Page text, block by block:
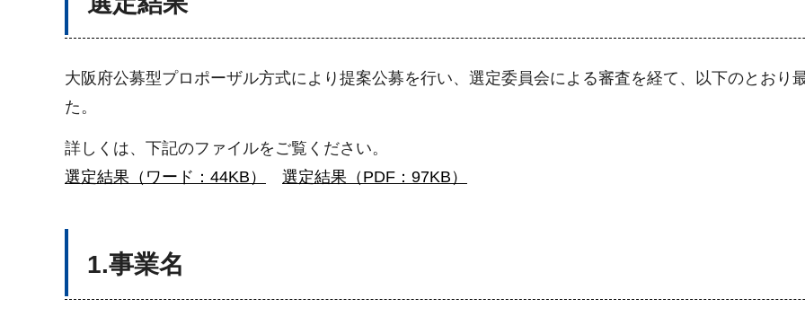
大阪府公募型プロポーザル方式により提案公募を行い、選定委員会による審査を経て、以下のとおり
た。
詳しくは、下記のファイルをご覧ください。
選定結果（ワード：44KB）
選定結果（PDF：97KB）
1.事業名